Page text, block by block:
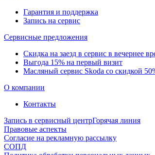
Гарантия и поддержка
Запись на сервис
Сервисные предложения
Скидка на заезд в сервис в вечернее
Выгода 15% на первый визит
Масляный сервис Skoda со скидкой
О компании
Контакты
Запись в сервисный центрГорячая линия
Правовые аспекты
Согласие на рекламную рассылку
СОПД